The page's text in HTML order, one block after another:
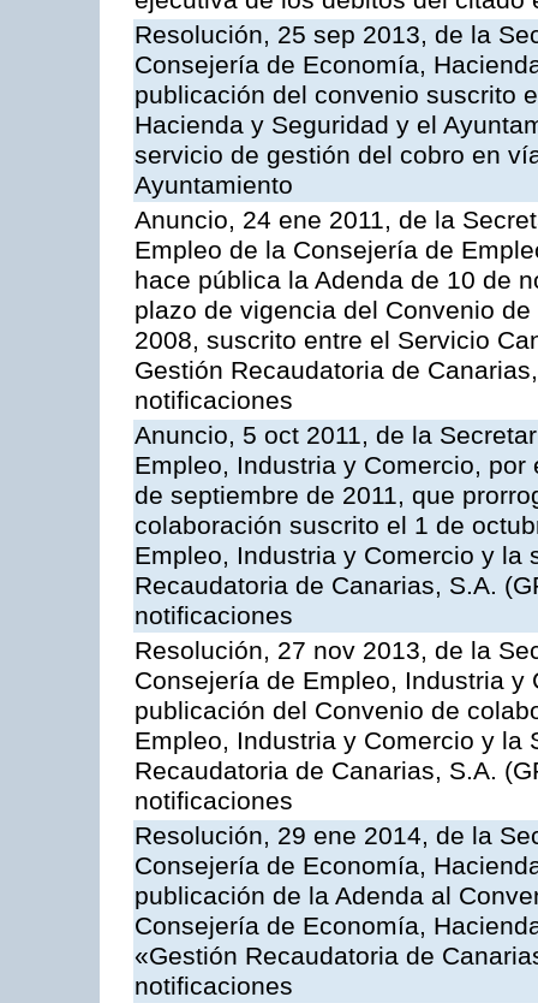
Resolución, 25 sep 2013, de la
Consejería de Economía,
publicación del convenio suscrito
Hacienda y Seguridad y el
servicio de gestión del cobro en
Ayuntamiento
Anuncio, 24 ene 2011, de la
Empleo de la Consejería de
hace pública la Adenda de 10 de
plazo de vigencia del Convenio
2008, suscrito entre el Servicio
Gestión Recaudatoria de
notificaciones
Anuncio, 5 oct 2011, de la
Empleo, Industria y Comercio,
de septiembre de 2011, que
colaboración suscrito el 1 de
Empleo, Industria y Comercio y la
Recaudatoria de Canarias, S.A.
notificaciones
Resolución, 27 nov 2013, de la
Consejería de Empleo, Industria
publicación del Convenio de
Empleo, Industria y Comercio y la
Recaudatoria de Canarias, S.A.
notificaciones
Resolución, 29 ene 2014, de la
Consejería de Economía,
publicación de la Adenda al
Consejería de Economía,
«Gestión Recaudatoria de
notificaciones